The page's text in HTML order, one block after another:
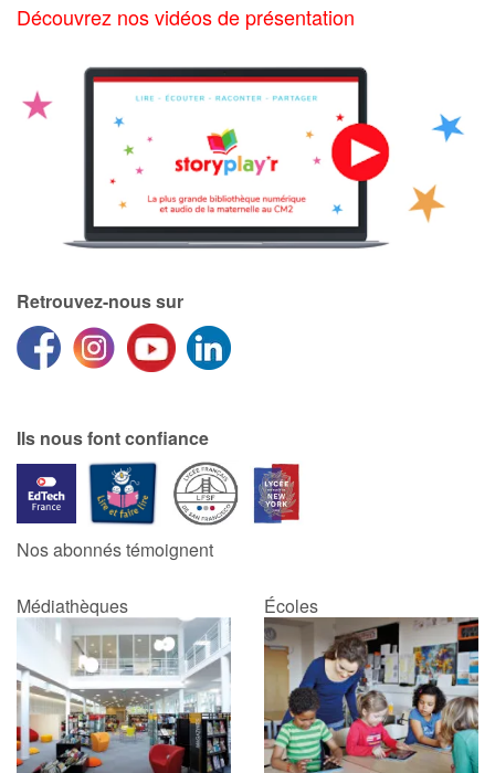
Découvrez nos vidéos de présentation
Retrouvez-nous sur
Ils nous font confiance
Nos abonnés témoignent
Médiathèques Écoles